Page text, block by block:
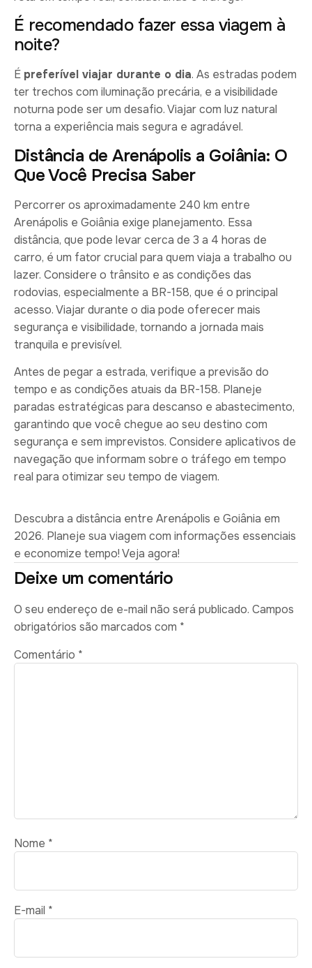
É recomendado fazer essa viagem à
noite?
É preferível viajar durante o dia. As estradas podem
ter trechos com iluminação precária, e a visibilidade
noturna pode ser um desafio. Viajar com luz natural
torna a experiência mais segura e agradável.
Distância de Arenápolis a Goiânia: O
Que Você Precisa Saber
Percorrer os aproximadamente 240 km entre
Arenápolis e Goiânia exige planejamento. Essa
distância, que pode levar cerca de 3 a 4 horas de
carro, é um fator crucial para quem viaja a trabalho ou
lazer. Considere o trânsito e as condições das
rodovias, especialmente a BR-158, que é o principal
acesso. Viajar durante o dia pode oferecer mais
segurança e visibilidade, tornando a jornada mais
tranquila e previsível.
Antes de pegar a estrada, verifique a previsão do
tempo e as condições atuais da BR-158. Planeje
paradas estratégicas para descanso e abastecimento,
garantindo que você chegue ao seu destino com
segurança e sem imprevistos. Considere aplicativos de
navegação que informam sobre o tráfego em tempo
real para otimizar seu tempo de viagem.
Descubra a distância entre Arenápolis e Goiânia em
2026. Planeje sua viagem com informações essenciais
e economize tempo! Veja agora!
Deixe um comentário
O seu endereço de e-mail não será publicado. Campos
obrigatórios são marcados com *
Comentário *
Nome *
E-mail *